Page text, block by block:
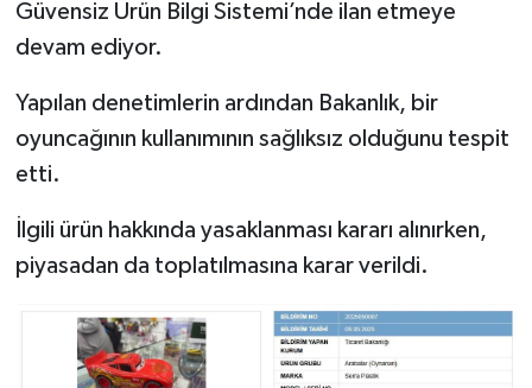
Güvensiz Ürün Bilgi Sistemi’nde ilan etmeye
devam ediyor.
Yapılan denetimlerin ardından Bakanlık, bir
oyuncağının kullanımının sağlıksız olduğunu tespit
etti.
İlgili ürün hakkında yasaklanması kararı alınırken,
piyasadan da toplatılmasına karar verildi.
TEKNOLOJİ
YAŞAM